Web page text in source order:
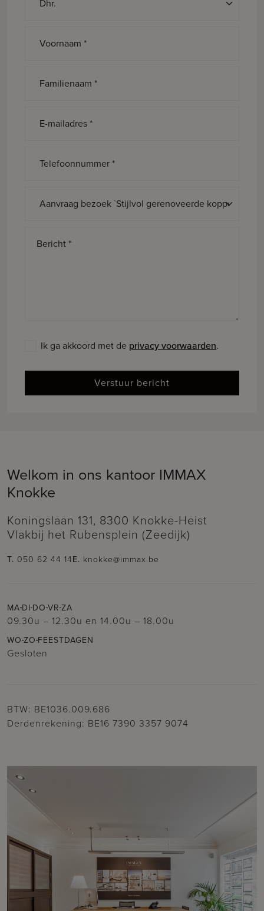
Voornaam *
Familienaam *
E-mailadres *
Telefoonnummer *
Bericht *
Ik ga akkoord met de privacy voorwaarden.
Verstuur bericht
Welkom in ons kantoor IMMAX
Knokke
Koningslaan 131, 8300 Knokke-Heist
Vlakbij het Rubensplein (Zeedijk)
T. 050 62 44 14E. knokke@immax.be
MA DI DO VR ZA
09.30u – 12.30u en 14.00u – 18.00u
WO ZO FEESTDAGEN
Gesloten
BTW: BE1036.009.686
Derdenrekening: BE16 7390 3357 9074